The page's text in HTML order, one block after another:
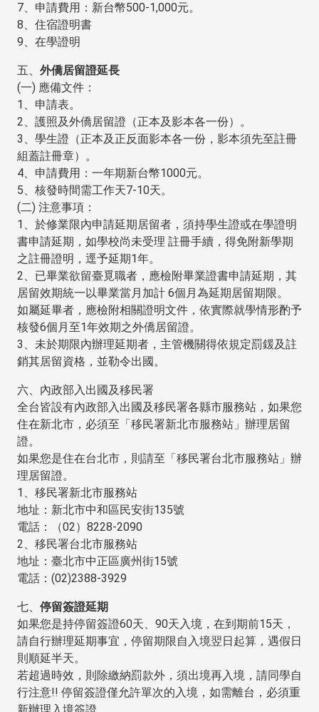
7、申請費用：新台幣500-1,000元。
8、住宿證明書
9、在學證明
五、 外僑居留證延長
(一) 應備文件：
1、申請表。
2、護照及外僑居留證（正本及影本各一份）。
3、學生證（正本及正反面影本各一份，影本須先至註冊
組蓋註冊章）。
4、申請費用：一年期新台幣1000元。
5、核發時間需工作天7-10天。
(二) 注意事項：
1、於修業限內申請延期居留者，須持學生證或在學證明
書申請延期，如學校尚未受理 註冊手續，得免附新學期
之註冊證明，逕予延期1年。
2、已畢業欲留臺覓職者，應檢附畢業證書申請延期，其
居留效期統一以畢業當月加計 6個月為延期居留期限。
如屬延畢者，應檢附相關證明文件，依實際就學情形酌予
核發6個月至1年效期之外僑居留證。
3、未於期限內辦理延期者，主管機關得依規定罰鍰及註
銷其居留資格，並勒令出國。
六、內政部入出國及移民署
全台皆設有內政部入出國及移民署各縣市服務站，如果您
住在新北市，必須至「移民署新北市服務站」辦理居留
證。
如果您是住在台北市，則請至「移民署台北市服務站」辦
理居留證。
1、移民署新北市服務站
地址：新北市中和區民安街135號
電話：（02）8228-2090
2、移民署台北市服務站
地址：臺北市中正區廣州街15號
電話：(02)2388-3929
七、 停留簽證延期
如果您是持停留簽證60天、90天入境，在到期前15天，
請自行辦理延期事宜，停留期限自入境翌日起算，遇假日
則順延半天。
若超過時效，則除繳納罰款外，須出境再入境，請同學自
行注意!! 停留簽證僅允許單次的入境，如需離台，必須重